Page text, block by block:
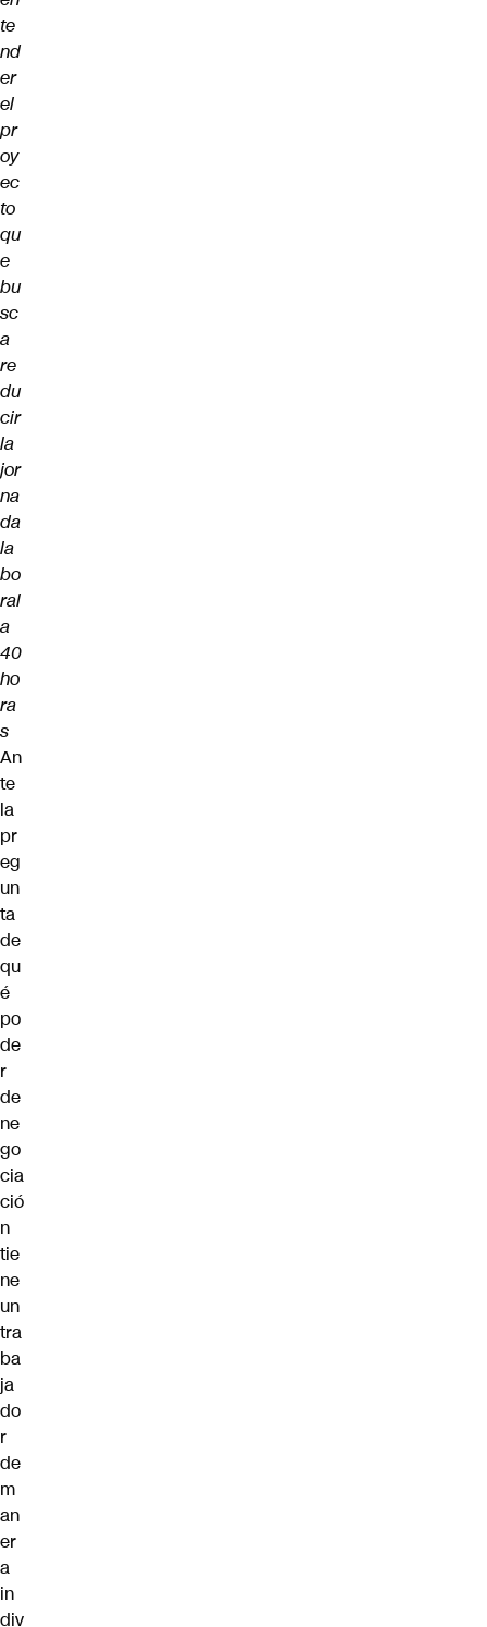
te
nd
er
el
pr
oy
ec
to
qu
e
bu
sc
a
re
du
cir
la
jor
na
da
la
bo
ral
a
40
ho
ra
s
An
te
la
pr
eg
un
ta
de
qu
é
po
de
r
de
ne
go
cia
ció
n
tie
ne
un
tra
ba
ja
do
r
de
m
an
er
a
in
div